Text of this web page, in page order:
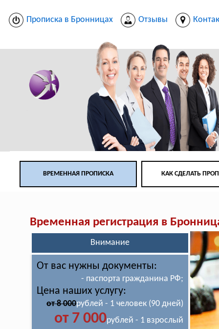
Прописка в Бронницах Отзывы
ВРЕМЕННАЯ ПРОПИСКА КАК СДЕЛАТЬ
Временная регистрация в
Внимание
От вас нужны документы:
- паспорта гражданина РФ;
Цена наших услугу:
от 8 000рублей - 1 человек (90 дней)
от 7 000рублей - 1 взрослый